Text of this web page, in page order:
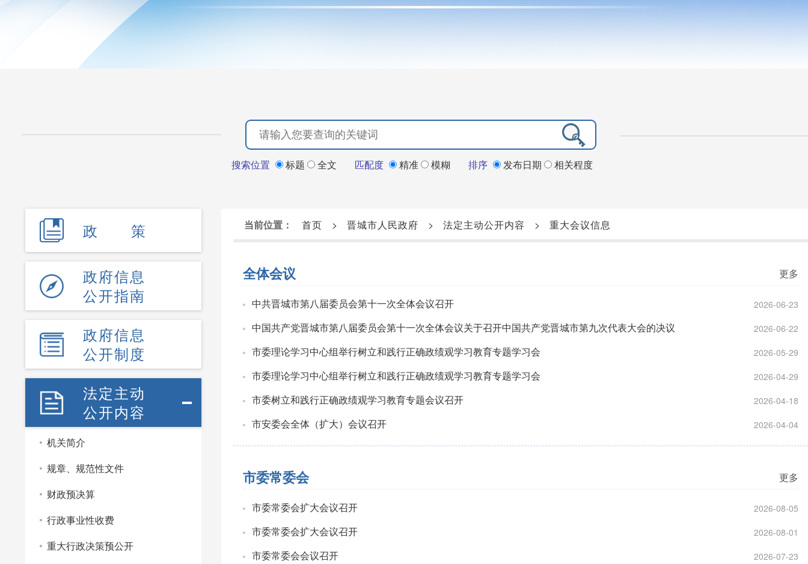
搜索位置 标题 全文 匹配度 精准 模糊 排序 发布日期 相关程度
政 策
政府信息
公开指南
政府信息
公开制度
法定主动
公开内容
机关简介
规章、规范性文件
财政预决算
行政事业性收费
重大行政决策预公开
当前位置： 首页 > 晋城市人民政府 > 法定主动公开内容 > 重大会议信息
全体会议 更多
中共晋城市第八届委员会第十一次全体会议召开 2026-06-23
中国共产党晋城市第八届委员会第十一次全体会议关于召开中国共产党晋城市第九次代表大会的决议 2026-06-22
市委理论学习中心组举行树立和践行正确政绩观学习教育专题学习会 2026-05-29
市委理论学习中心组举行树立和践行正确政绩观学习教育专题学习会 2026-04-29
市委树立和践行正确政绩观学习教育专题会议召开 2026-04-18
市安委会全体（扩大）会议召开 2026-04-04
市委常委会 更多
市委常委会扩大会议召开 2026-08-05
市委常委会扩大会议召开 2026-08-01
市委常委会会议召开 2026-07-23